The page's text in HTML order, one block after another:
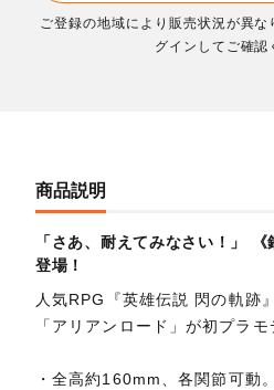
ご登録の地域により販売状況が異
グインしてご確認
商品説明
「さあ、耐えてみなさい！」
登場！
人気RPG『英雄伝説 閃の軌跡
「アリアンロード」が初プラモ
・全高約160mm、各関節可動。